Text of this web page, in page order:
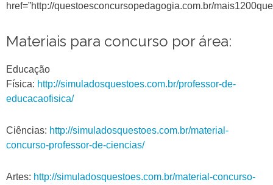
href=”http://questoesconcursopedagogia.com.br/
Materiais para concurso por área:
Educação
Física: http://simuladosquestoes.com.br/professor-de-
educacaofisica/
Ciências: http://simuladosquestoes.com.br/material-
concurso-professor-de-ciencias/
Artes: http://simuladosquestoes.com.br/material-concurso-